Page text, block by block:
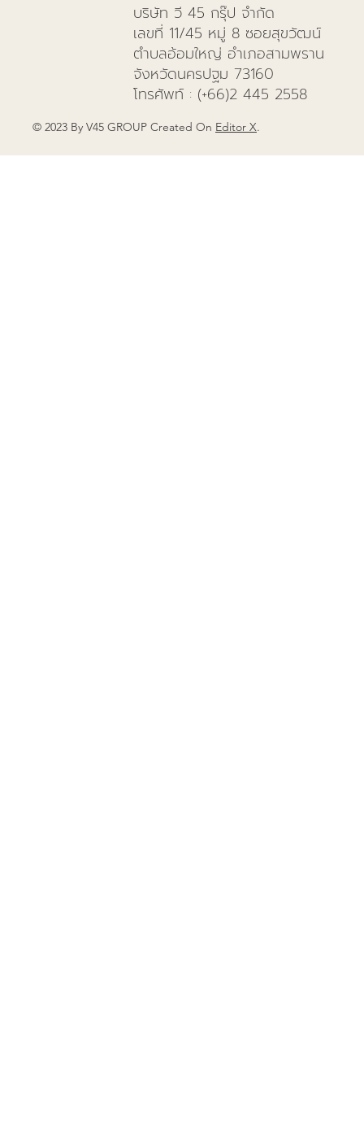
บริษัท วี 45 กรุ๊ป จำกัด
เลขที่ 11/45 หมู่ 8 ซอยสุขวัฒน์
ตำบลอ้อมใหญ่ อำเภอสามพราน
จังหวัดนครปฐม 73160
โทรศัพท์ : (+66)2 445 2558
© 2023 By V45 GROUP Created On Editor X.